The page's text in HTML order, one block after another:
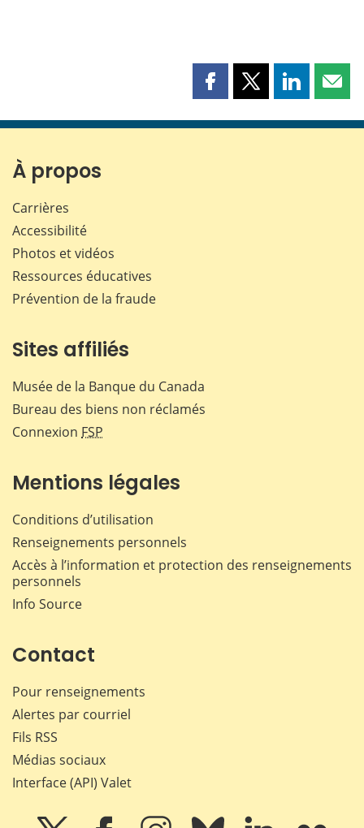
Partager
page
Partager
page
Partager
page page
À propos
Carrières
Accessibilité
Photos et vidéos
Ressources éducatives
Prévention de la fraude
Sites affiliés
Musée de la Banque du Canada
Bureau des biens non réclamés
Connexion FSP
Mentions légales
Conditions d’utilisation
Renseignements personnels
Accès à l’information et protection des renseignements
personnels
Info Source
Contact
Pour renseignements
Alertes par courriel
Fils RSS
Médias sociaux
Interface (API) Valet